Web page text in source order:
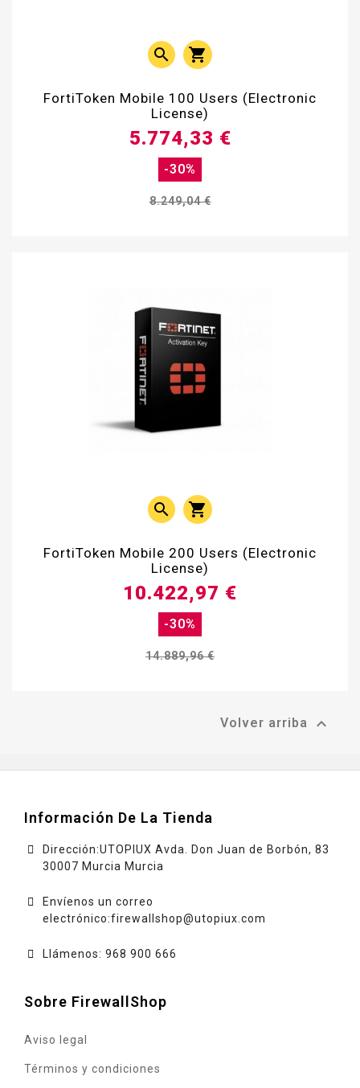
 
FortiToken Mobile 100 Users (Electronic
License)
8.249,04 €
-30%
5.774,33 €
 
FortiToken Mobile 200 Users (Electronic
License)
14.889,96 €
-30%
10.422,97 €
Volver arriba 
Información De La Tienda
Dirección:UTOPIUX Avda. Don Juan de Borbón, 83
30007 Murcia Murcia
Envíenos un correo
electrónico:firewallshop@utopiux.com
Llámenos: 968 900 666
Sobre FirewallShop
Aviso legal
Términos y condiciones